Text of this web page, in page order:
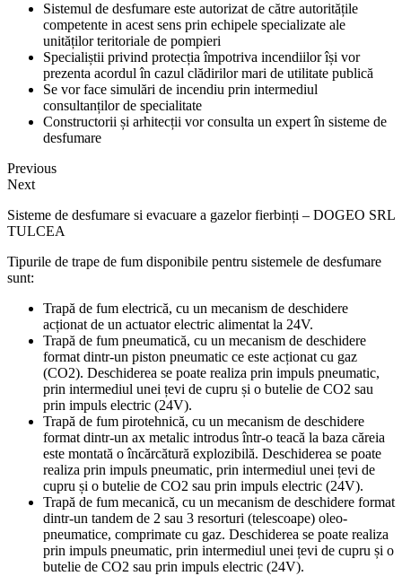
Sistemul de desfumare este autorizat de către autoritățile
competente in acest sens prin echipele specializate ale
unităților teritoriale de pompieri
Specialiștii privind protecția împotriva incendiilor își vor
prezenta acordul în cazul clădirilor mari de utilitate publică
Se vor face simulări de incendiu prin intermediul
consultanților de specialitate
Constructorii și arhitecții vor consulta un expert în sisteme de
desfumare
Previous
Next
Sisteme de desfumare si evacuare a gazelor fierbinți – DOGEO SRL
TULCEA
Tipurile de trape de fum disponibile pentru sistemele de desfumare
sunt:
Trapă de fum electrică, cu un mecanism de deschidere
acționat de un actuator electric alimentat la 24V.
Trapă de fum pneumatică, cu un mecanism de deschidere
format dintr-un piston pneumatic ce este acționat cu gaz
(CO2). Deschiderea se poate realiza prin impuls pneumatic,
prin intermediul unei țevi de cupru și o butelie de CO2 sau
prin impuls electric (24V).
Trapă de fum pirotehnică, cu un mecanism de deschidere
format dintr-un ax metalic introdus într-o teacă la baza căreia
este montată o încărcătură explozibilă. Deschiderea se poate
realiza prin impuls pneumatic, prin intermediul unei țevi de
cupru și o butelie de CO2 sau prin impuls electric (24V).
Trapă de fum mecanică, cu un mecanism de deschidere format
dintr-un tandem de 2 sau 3 resorturi (telescoape) oleo-
pneumatice, comprimate cu gaz. Deschiderea se poate realiza
prin impuls pneumatic, prin intermediul unei țevi de cupru și o
butelie de CO2 sau prin impuls electric (24V).